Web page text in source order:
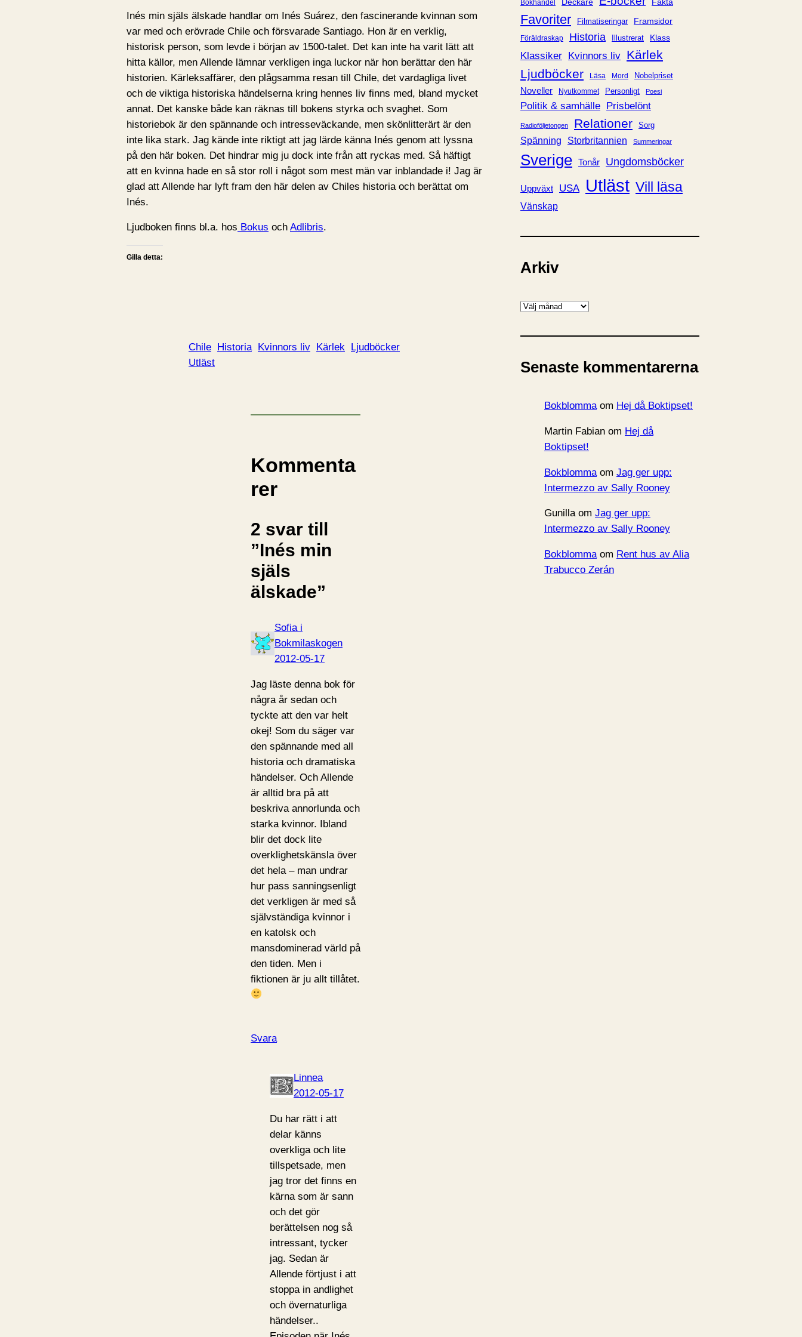
Inés min själs älskade handlar om Inés Suárez, den fascinerande kvinnan som
var med och erövrade Chile och försvarade Santiago. Hon är en verklig,
historisk person, som levde i början av 1500-talet. Det kan inte ha varit lätt att
hitta källor, men Allende lämnar verkligen inga luckor när hon berättar den här
historien. Kärleksaffärer, den plågsamma resan till Chile, det vardagliga livet
och de viktiga historiska händelserna kring hennes liv finns med, bland mycket
annat. Det kanske både kan räknas till bokens styrka och svaghet. Som
historiebok är den spännande och intresseväckande, men skönlitterärt är den
inte lika stark. Jag kände inte riktigt att jag lärde känna Inés genom att lyssna
på den här boken. Det hindrar mig ju dock inte från att ryckas med. Så häftigt
att en kvinna hade en så stor roll i något som mest män var inblandade i! Jag är
glad att Allende har lyft fram den här delen av Chiles historia och berättat om
Inés.
Ljudboken finns bl.a. hos Bokus och Adlibris.
Gilla detta:
Chile Historia Kvinnors liv Kärlek
Ljudböcker
Utläst
Kommenta
rer
2 svar till
”Inés min
själs
älskade”
Sofia i
Bokmilaskogen
2012-05-17
Jag läste denna bok för
några år sedan och
tyckte att den var helt
okej! Som du säger var
den spännande med all
historia och dramatiska
händelser. Och Allende
är alltid bra på att
beskriva annorlunda och
starka kvinnor. Ibland
blir det dock lite
overklighetskänsla över
det hela – man undrar
hur pass sanningsenligt
det verkligen är med så
självständiga kvinnor i
en katolsk och
mansdominerad värld på
den tiden. Men i
fiktionen är ju allt tillåtet.
Svara
Linnea
2012-05-17
Du har rätt i att
delar känns
overkliga och lite
tillspetsade, men
jag tror det finns en
kärna som är sann
och det gör
berättelsen nog så
intressant, tycker
jag. Sedan är
Allende förtjust i att
stoppa in andlighet
och övernaturliga
händelser..
e
r
Bokhandel
Favoriter Filmatiseringar Framsidor
Föräldraskap Historia Illustrerat Klass
Klassiker Kvinnors liv Kärlek
Ljudböcker
Läsa Mord Nobelpriset
Noveller Nyutkommet Personligt Poesi
Politik & samhälle Prisbelönt
Radioföljetongen Relationer Sorg
Spänning Storbritannien Summeringar
Sverige Tonår Ungdomsböcker
Uppväxt USA Utläst Vill läsa
Vänskap
Arkiv
A
k
v
Senaste kommentarerna
Bokblommaom Hej då Boktipset!
Martin Fabian om Hej då
Boktipset!
Bokblomma om Jag ger upp:
Intermezzo av Sally Rooney
Gunillaom Jag ger upp:
Intermezzo av Sally Rooney
Bokblommaom Rent hus av Alia
Trabucco Zerán